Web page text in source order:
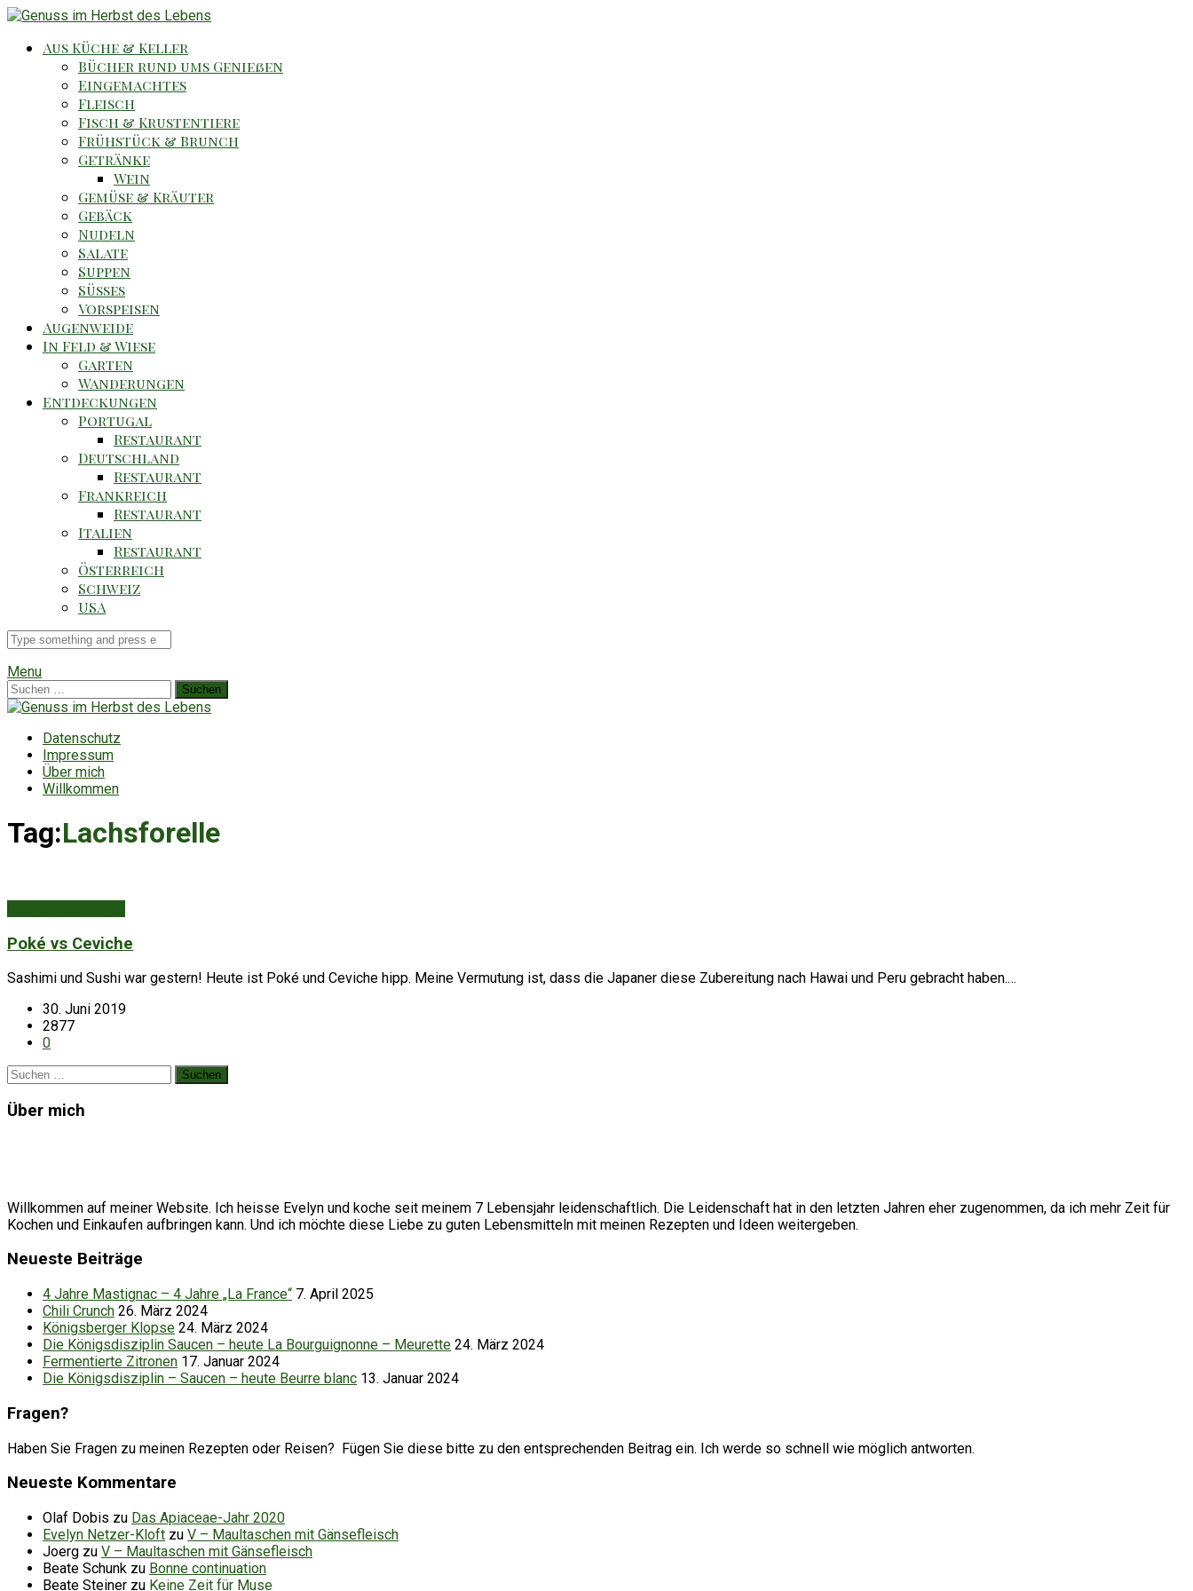
Aus Küche & Keller
Bücher rund ums Genießen
Eingemachtes
Fleisch
Fisch & Krustentiere
Frühstück & Brunch
Getränke
Wein
Gemüse & Kräuter
Gebäck
Nudeln
Salate
Suppen
Süsses
Vorspeisen
Augenweide
In Feld & Wiese
Garten
Wanderungen
Entdeckungen
Portugal
Restaurant
Deutschland
Restaurant
Frankreich
Restaurant
Italien
Restaurant
Österreich
Schweiz
USA
Suche
für
Menu
Suchen
nach:
Datenschutz
Impressum
Über mich
Willkommen
Tag:Lachsforelle
Poké vs Ceviche
Sashimi und Sushi war gestern! Heute ist Poké und Ceviche hipp. Meine Vermutung ist, dass die Japaner diese Zubereitung nach Hawai und Peru gebracht haben.…
30. Juni 2019
2877
0
Suchen
Über mich
Willkommen auf meiner Website. Ich heisse Evelyn und koche seit meinem 7 Lebensjahr leidenschaftlich. Die Leidenschaft hat in den letzten Jahren eher zugenommen, da ich mehr Zeit für
Kochen und Einkaufen aufbringen kann. Und ich möchte diese Liebe zu guten Lebensmitteln mit meinen Rezepten und Ideen weitergeben.
Neueste Beiträge
4 Jahre Mastignac – 4 Jahre „La France“ 7. April 2025
Chili Crunch 26. März 2024
Königsberger Klopse 24. März 2024
Die Königsdisziplin Saucen – heute La Bourguignonne – Meurette 24. März 2024
Fermentierte Zitronen 17. Januar 2024
Die Königsdisziplin – Saucen – heute Beurre blanc 13. Januar 2024
Fragen?
Haben Sie Fragen zu meinen Rezepten oder Reisen? Fügen Sie diese bitte zu den entsprechenden Beitrag ein. Ich werde so schnell wie möglich antworten.
Neueste Kommentare
Olaf Dobis zu Das Apiaceae-Jahr 2020
Evelyn Netzer-Kloft zu V – Maultaschen mit Gänsefleisch
Joerg zu V – Maultaschen mit Gänsefleisch
Beate Schunk zu Bonne continuation
Beate Steiner zu Keine Zeit für Muse